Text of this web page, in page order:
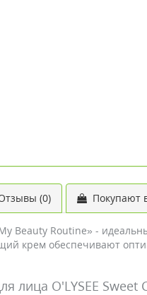
(0) Покупают
Beauty Routine» -
крем обеспечивают
O'LYSEE Sweet